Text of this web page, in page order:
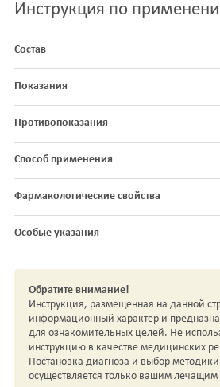
Инструкция по
Состав
Показания
Противопоказания
Способ применения
Фармакологические свойства
Особые указания
Обратите внимание!
Инструкция, размещенная на данной
информационный характер и
для ознакомительных целей. Не
инструкцию в качестве медицинских
Постановка диагноза и выбор
осуществляется только вашим